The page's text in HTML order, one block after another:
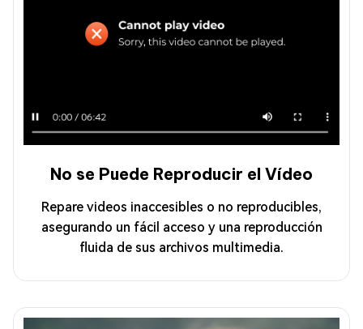
No se Puede Reproducir el Vídeo
Repare videos inaccesibles o no reproducibles,
asegurando un fácil acceso y una reproducción
fluida de sus archivos multimedia.